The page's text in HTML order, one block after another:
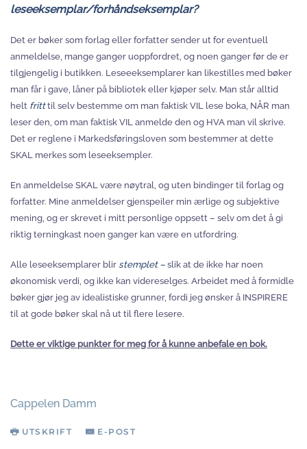
leseeksemplar/forhåndseksemplar?
Det er bøker som forlag eller forfatter sender ut for eventuell
anmeldelse, mange ganger uoppfordret, og noen ganger før de er
tilgjengelig i butikken. Leseeeksemplarer kan likestilles med bøker
man får i gave, låner på bibliotek eller kjøper selv. Man står alltid
helt fritttil selv bestemme om man faktisk VIL lese boka, NÅR man
leser den, om man faktisk VIL anmelde den og HVA man vil skrive.
Det er reglene i Markedsføringsloven som bestemmer at dette
SKAL merkes som leseeksempler.
En anmeldelse SKAL være nøytral, og uten bindinger til forlag og
forfatter. Mine anmeldelser gjenspeiler min ærlige og subjektive
mening, og er skrevet i mitt personlige oppsett – selv om det å gi
riktig terningkast noen ganger kan være en utfordring.
Alle leseeksemplarer blir stemplet –slik at de ikke har noen
økonomisk verdi, og ikke kan videreselges. Arbeidet med å formidle
bøker gjør jeg av idealistiske grunner, fordi jeg ønsker å INSPIRERE
til at gode bøker skal nå ut til flere lesere.
Dette er viktige punkter for meg for å kunne anbefale en bok.
Cappelen Damm
UTSKRIFT E-POST